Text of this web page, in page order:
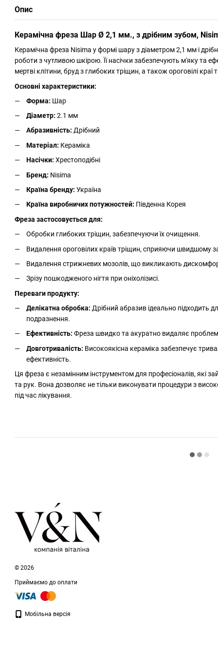
Опис
Керамічна фреза Шар Ø 2,1 мм., з дрібним зубом,
Керамічна фреза Nisima у формі шару з діаметром 2,1 мм і
роботи з чутливою шкірою. Її насічки забезпечують м'яку та
мертві клітини, бруд з глибоких тріщин, а також ороговілі краї
Основні характеристики:
Форма: Шар
Діаметр: 2.1 мм
Абразивність: Дрібний
Матеріал: Кераміка
Насічки: Хрестоподібні
Бренд: Nisima
Країна бренду: Україна
Країна виробничих потужностей: Південна Корея
Фреза застосовується для:
Обробки глибоких тріщин, забезпечуючи їх очищення.
Видалення ороговілих країв тріщин, сприяючи швидшому
Видалення стрижневих мозолів, що викликають
Зрізу пошкодженого нігтя при оніхолізисі.
Переваги продукту:
Делікатна обробка: Дрібний абразив ідеально підходить
подразнення.
Ефективність: Фреза швидко та акуратно видаляє
Довготривалість: Високоякісна кераміка забезпечує
ефективність.
Ця фреза є незамінним інструментом для професіоналів, які
та рук. Вона дозволяє не тільки виконувати процедури з
під час лікування.
© 2026
Приймаємо до оплати
Мобільна версія